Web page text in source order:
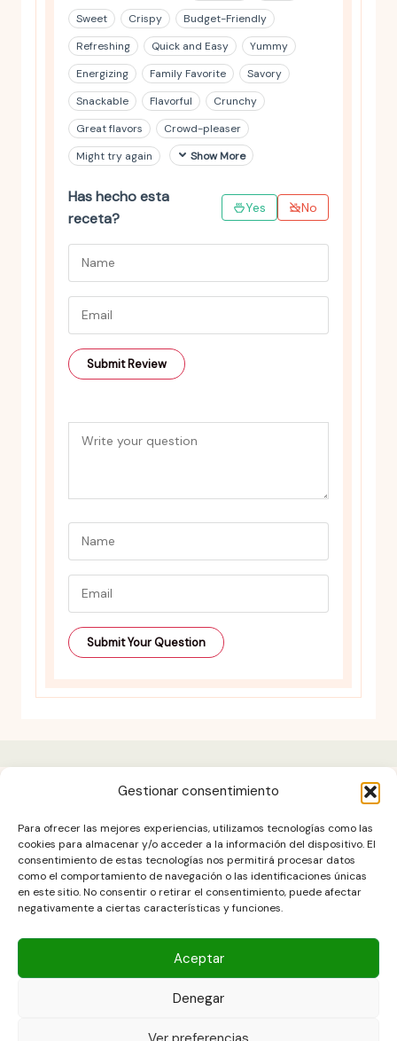
Gestionar consentimiento
Para ofrecer las mejores experiencias, utilizamos tecnologías como las
cookies para almacenar y/o acceder a la información del dispositivo. El
consentimiento de estas tecnologías nos permitirá procesar datos
como el comportamiento de navegación o las identificaciones únicas
en este sitio. No consentir o retirar el consentimiento, puede afectar
negativamente a ciertas características y funciones.
Aceptar
Denegar
Sweet
Crispy
Budget-Friendly
Refreshing
Quick and Easy
Yummy
Energizing
Family Favorite
Savory
Snackable
Flavorful
Crunchy
Great flavors
Crowd-pleaser
Might try again
Show More
Has hecho esta
receta?
Yes No
Aviso legal
Contacto
DESCARGO DE RESPONSABILIDAD
Política de cookies (UE)
POLÍTICA DE PRIVACIDAD
Términos y condiciones
Copyright © 2026 Las Recetas Caseras de Isa. Powered by Las